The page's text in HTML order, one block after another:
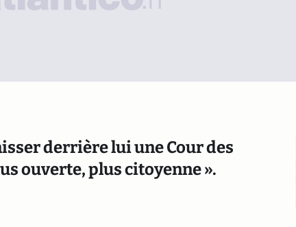
derrière lui une Cour des
ouverte, plus citoyenne ».